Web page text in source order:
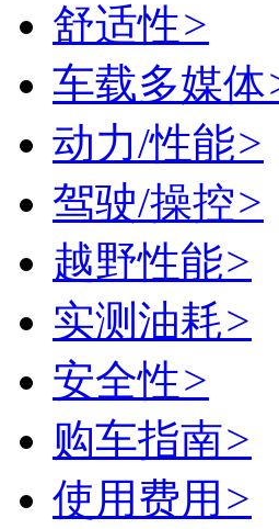
舒适性>
车载多媒体
动力/性能>
驾驶/操控>
越野性能>
实测油耗>
安全性>
购车指南>
使用费用 >